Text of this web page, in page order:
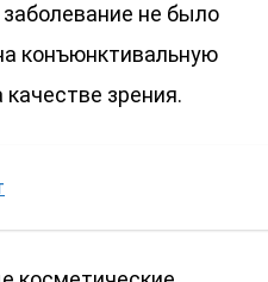
не было
конъюнктивальную
качестве зрения.